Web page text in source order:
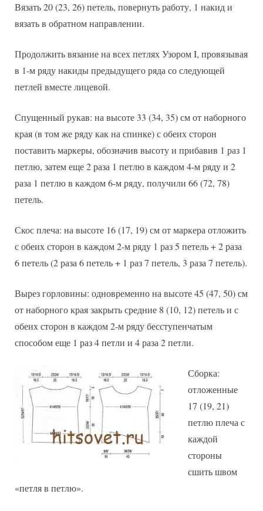
Вязать 20 (23, 26) петель, повернуть работу, 1 накид и
вязать в обратном направлении.
Продолжить вязание на всех петлях Узором I, провязывая
в 1-м ряду накиды предыдущего ряда со следующей
петлей вместе лицевой.
Спущенный рукав: на высоте 33 (34, 35) см от наборного
края (в том же ряду как на спинке) с обеих сторон
поставить маркеры, обозначив высоту и прибавив 1 раз 1
петлю, затем еще 2 раза 1 петлю в каждом 4-м ряду и 2
раза 1 петлю в каждом 6-м ряду, получили 66 (72, 78)
петель.
Скос плеча: на высоте 16 (17, 19) см от маркера отложить
с обеих сторон в каждом 2-м ряду 1 раз 5 петель + 2 раза
6 петель (2 раза 6 петель + 1 раз 7 петель, 3 раза 7 петель).
Вырез горловины: одновременно на высоте 45 (47, 50) см
от наборного края закрыть средние 8 (10, 12) петель и с
обеих сторон в каждом 2-м ряду бесступенчатым
способом еще 1 раз 4 петли и 4 раза 2 петли.
Сборка:
отложенные
17 (19, 21)
петлю плеча с
каждой
стороны
сшить швом
«петля в петлю».